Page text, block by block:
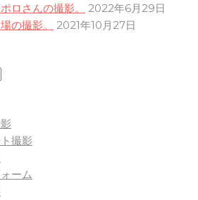
ロさんの撮影。
2022年6月29日
の撮影。
2021年10月27日
撮影
ーム